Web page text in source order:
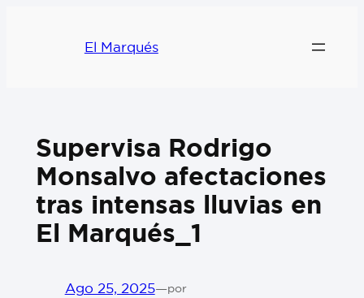
El Marqués
Supervisa Rodrigo
Monsalvo afectaciones
tras intensas lluvias en
El Marqués_1
Ago 25, 2025—por